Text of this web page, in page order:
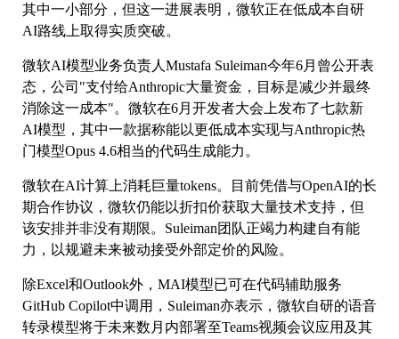
其中一小部分，但这一进展表明，微软正在低成本自研
AI路线上取得实质突破。
微软AI模型业务负责人Mustafa Suleiman今年6月曾公开表
态，公司"支付给Anthropic大量资金，目标是减少并最终
消除这一成本"。微软在6月开发者大会上发布了七款新
AI模型，其中一款据称能以更低成本实现与Anthropic热
门模型Opus 4.6相当的代码生成能力。
微软在AI计算上消耗巨量tokens。目前凭借与OpenAI的长
期合作协议，微软仍能以折扣价获取大量技术支持，但
该安排并非没有期限。Suleiman团队正竭力构建自有能
力，以规避未来被动接受外部定价的风险。
除Excel和Outlook外，MAI模型已可在代码辅助服务
GitHub Copilot中调用，Suleiman亦表示，微软自研的语音
转录模型将于未来数月内部署至Teams视频会议应用及其